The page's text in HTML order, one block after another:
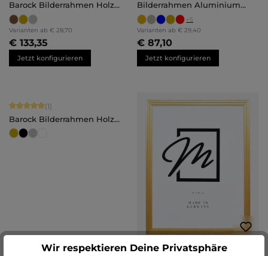
Barock Bilderrahmen Holz
Olivia
Varianten ab € 28,70
€ 133,35
Jetzt konfigurieren
Bilderrahmen Aluminium
Luca
+5
Varianten ab € 29,40
€ 87,10
Jetzt konfigurieren
Durchschnittliche Bewertung von 5 von 5 Sternen
(1)
Barock Bilderrahmen Holz
Lilly
Wir respektieren Deine Privatsphäre